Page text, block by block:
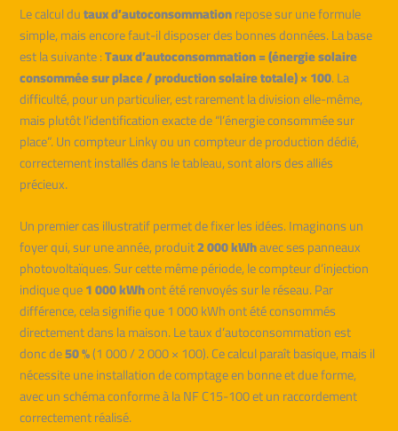
Le calcul dutaux d’autoconsommationrepose sur une formule
simple, mais encore faut-il disposer des bonnes données. La base
est la suivante :Taux d’autoconsommation = (énergie solaire
consommée sur place / production solaire totale) × 100. La
difficulté, pour un particulier, est rarement la division elle-même,
mais plutôt l’identification exacte de “l’énergie consommée sur
place”. Un compteur Linky ou un compteur de production dédié,
correctement installés dans le tableau, sont alors des alliés
précieux.
Un premier cas illustratif permet de fixer les idées. Imaginons un
foyer qui, sur une année, produit2 000 kWhavec ses panneaux
photovoltaïques. Sur cette même période, le compteur d’injection
indique que1 000 kWhont été renvoyés sur le réseau. Par
différence, cela signifie que 1 000 kWh ont été consommés
directement dans la maison. Le taux d’autoconsommation est
donc de50 %(1 000 / 2 000 × 100). Ce calcul paraît basique, mais il
nécessite une installation de comptage en bonne et due forme,
avec un schéma conforme à la NF C15-100 et un raccordement
correctement réalisé.